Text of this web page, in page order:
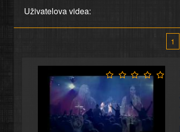
Uživatelova videa:
1